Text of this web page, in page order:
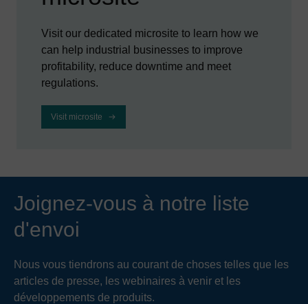
Visit our dedicated microsite to learn how we
can help industrial businesses to improve
profitability, reduce downtime and meet
regulations.
Visit microsite
Joignez-vous à notre liste
d'envoi
Nous vous tiendrons au courant de choses telles que les
articles de presse, les webinaires à venir et les
développements de produits.